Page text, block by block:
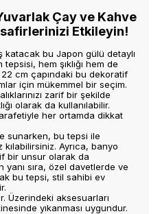
Çay ve Kahve
Etkileyin!
katacak bu Japon gülü detaylı
hem şıklığı hem de
cm çapındaki bu dekoratif
için mükemmel bir seçim.
zarif bir şekilde
olarak da kullanılabilir.
her ortamda dikkat
sunarken, bu tepsi ile
kılabilirsiniz. Ayrıca, banyo
bir unsur olarak da
yanı sıra, özel davetlerde ve
bu tepsi, stil sahibi ev
Üzerindeki aksesuarları
yıkanması uygundur.